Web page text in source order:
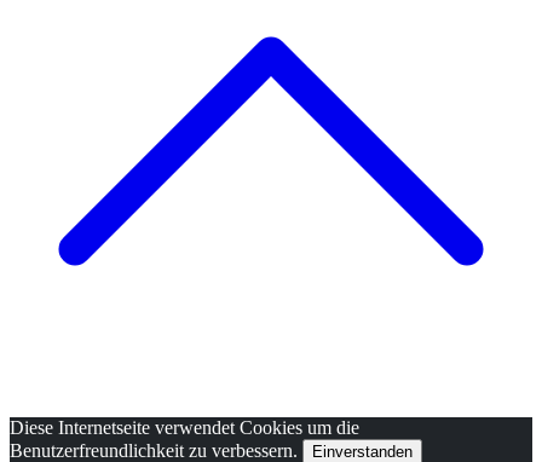
Diese Internetseite verwendet Cookies um die
Benutzerfreundlichkeit zu verbessern.
Einverstanden